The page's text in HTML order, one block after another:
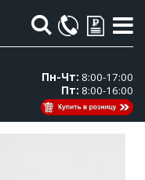
Поиск
Пн-Чт: 8:00-17:00
Пт: 8:00-16:00